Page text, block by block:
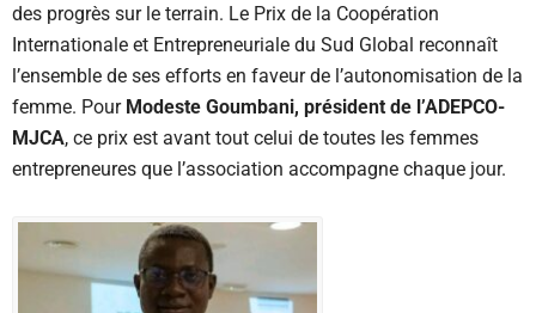
des progrès sur le terrain. Le Prix de la Coopération
Internationale et Entrepreneuriale du Sud Global reconnaît
l’ensemble de ses efforts en faveur de l’autonomisation de la
femme. Pour Modeste Goumbani, président de l’ADEPCO-
MJCA, ce prix est avant tout celui de toutes les femmes
entrepreneures que l’association accompagne chaque jour.